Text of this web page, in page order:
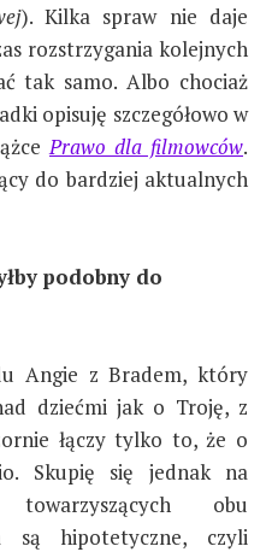
). Kilka spraw nie daje
rozstrzygania kolejnych
tak samo. Albo chociaż
opisuję szczegółowo w
Prawo dla filmowców.
do bardziej aktualnych
podobny do
Angie z Bradem, który
dziećmi jak o Troję, z
łączy tylko to, że o
Skupię się jednak na
obu
są hipotetyczne, czyli